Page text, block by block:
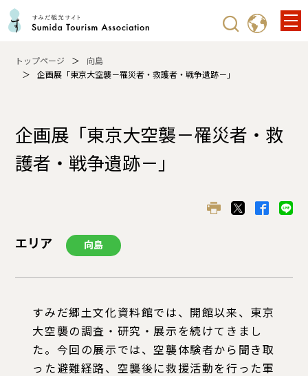
トップページ
向島
企画展「東京大空襲－罹災者・救護者・戦争遺跡－」
企画展「東京大空襲－罹災者・救
護者・戦争遺跡－」
エリア 向島
すみだ郷土文化資料館では、開館以来、東京
大空襲の調査・研究・展示を続けてきまし
た。今回の展示では、空襲体験者から聞き取
った避難経路、空襲後に救援活動を行った軍